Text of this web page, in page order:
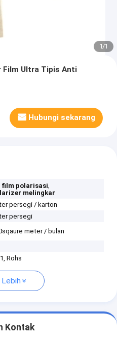
1/1
Film Ultra Tipis Anti
Hubungi sekarang
film polarisasi,
melingkar
persegi / karton
persegi
meter / bulan
Rohs
Kontak